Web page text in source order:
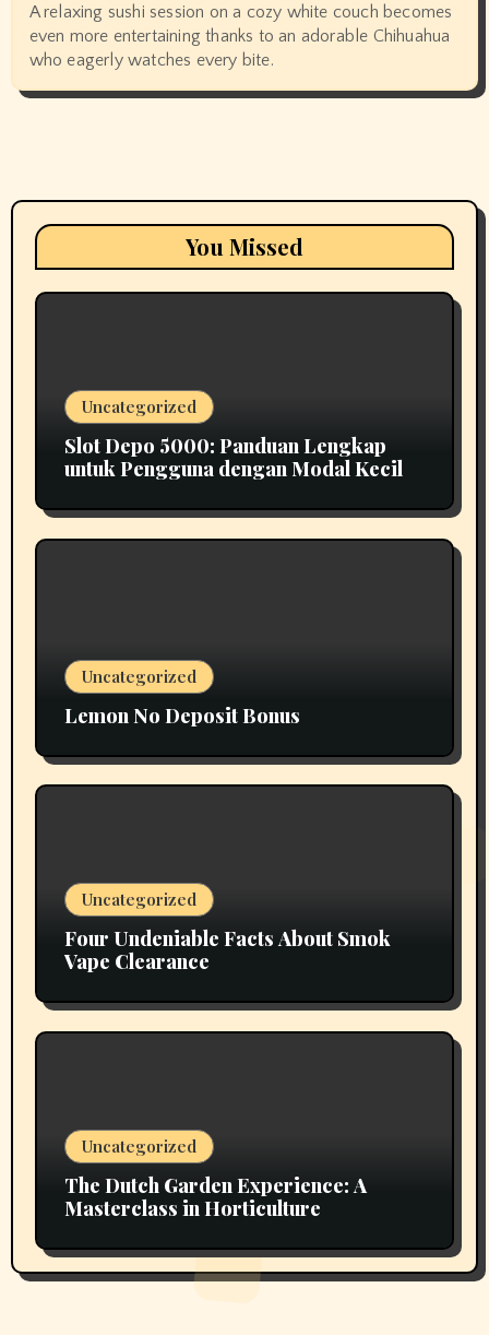
A relaxing sushi session on a cozy white couch becomes
even more entertaining thanks to an adorable Chihuahua
who eagerly watches every bite.
You Missed
Uncategorized
Slot Depo 5000: Panduan Lengkap
untuk Pengguna dengan Modal Kecil
Uncategorized
Lemon No Deposit Bonus
Uncategorized
Four Undeniable Facts About Smok
Vape Clearance
Uncategorized
The Dutch Garden Experience: A
Masterclass in Horticulture